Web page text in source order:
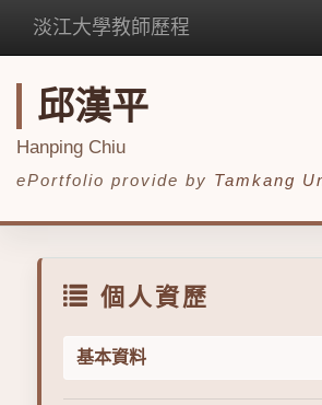
淡江大學教師歷程
邱漢平
Hanping Chiu
ePortfolio provide by Tamkang
個人資歷
基本資料